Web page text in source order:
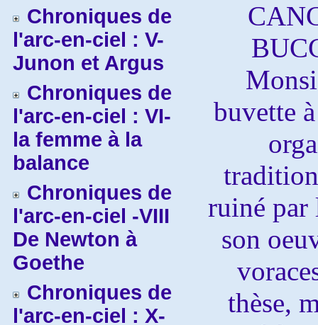
Chroniques de
l'arc-en-ciel : V-
Junon et Argus
Chroniques de
l'arc-en-ciel : VI-
la femme à la
balance
Chroniques de
l'arc-en-ciel -VIII
De Newton à
Goethe
Chroniques de
l'arc-en-ciel : X-
buvette
ruiné par
son
thèse,